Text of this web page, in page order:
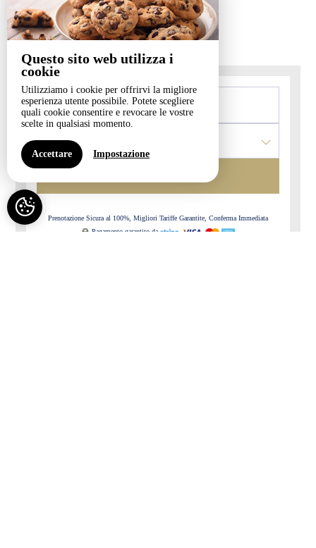
Questo sito web utilizza i
cookie
Utilizziamo i cookie per offrirvi la migliore
esperienza utente possibile. Potete scegliere
quali cookie consentire e revocare le vostre
scelte in qualsiasi momento.
Accettare Impostazione
36°C a AIX EN
PROVENCE
Da a
1Camera da letto /
Prenotazione Sicura al 100%, Migliori Tariffe Garantite, Conferma Immediata
Pagamento garantito da